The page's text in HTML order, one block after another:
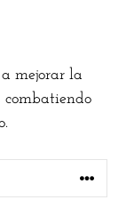
mejorar la